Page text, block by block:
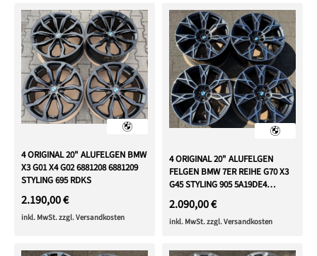
4 ORIGINAL 20" ALUFELGEN BMW
X3 G01 X4 G02 6881208 6881209
STYLING 695 RDKS
2.190,00 €
inkl. MwSt. zzgl. Versandkosten
4 ORIGINAL 20" ALUFELGEN
FELGEN BMW 7ER REIHE G70 X3
G45 STYLING 905 5A19DE4
5A19DE5
2.090,00 €
inkl. MwSt. zzgl. Versandkosten